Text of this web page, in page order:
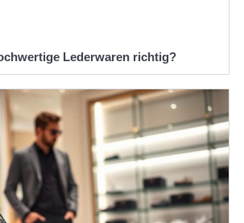
Lederwaren richtig?